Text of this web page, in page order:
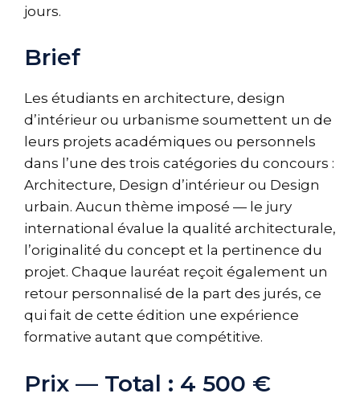
jours.
Brief
Les étudiants en architecture, design
d’intérieur ou urbanisme soumettent un de
leurs projets académiques ou personnels
dans l’une des trois catégories du concours :
Architecture, Design d’intérieur ou Design
urbain. Aucun thème imposé — le jury
international évalue la qualité architecturale,
l’originalité du concept et la pertinence du
projet. Chaque lauréat reçoit également un
retour personnalisé de la part des jurés, ce
qui fait de cette édition une expérience
formative autant que compétitive.
Prix — Total : 4 500 €